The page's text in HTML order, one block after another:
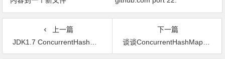
Connection timed out fatal: xxx
上一篇
JDK1.7 ConcurrentHashMap的实现原理和使用
下一篇
谈谈ConcurrentHashMap1.7和1.8的不同实现